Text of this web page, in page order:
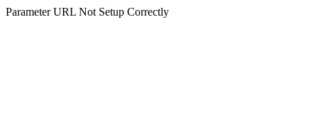
Parameter URL Not Setup Correctly